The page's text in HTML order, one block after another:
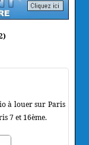
à louer sur Paris
7 et 16ème.